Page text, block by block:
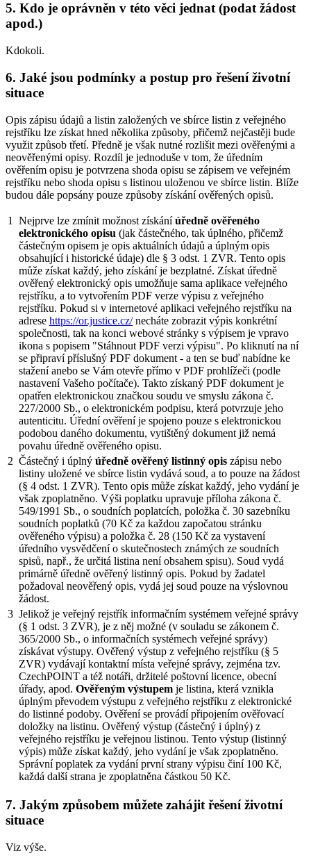
5. Kdo je oprávněn v této věci jednat (podat žádost
apod.)
Kdokoli.
6. Jaké jsou podmínky a postup pro řešení životní
situace
Opis zápisu údajů a listin založených ve sbírce listin z veřejného
rejstříku lze získat hned několika způsoby, přičemž nejčastěji bude
využit způsob třetí. Předně je však nutné rozlišit mezi ověřenými a
neověřenými opisy. Rozdíl je jednoduše v tom, že úředním
ověřením opisu je potvrzena shoda opisu se zápisem ve veřejném
rejstříku nebo shoda opisu s listinou uloženou ve sbírce listin. Blíže
budou dále popsány pouze způsoby získání ověřených opisů.
1 Nejprve lze zmínit možnost získáníúředně ověřeného
elektronického opisu (jak částečného, tak úplného, přičemž
částečným opisem je opis aktuálních údajů a úplným opis
obsahující i historické údaje) dle § 3 odst. 1 ZVR. Tento opis
může získat každý, jeho získání je bezplatné. Získat úředně
ověřený elektronický opis umožňuje sama aplikace veřejného
rejstříku, a to vytvořením PDF verze výpisu z veřejného
rejstříku. Pokud si v internetové aplikaci veřejného rejstříku na
adrese https://or.justice.cz/necháte zobrazit výpis konkrétní
společnosti, tak na konci webové stránky s výpisem je vpravo
ikona s popisem "Stáhnout PDF verzi výpisu". Po kliknutí na ní
se připraví příslušný PDF dokument - a ten se buď nabídne ke
stažení anebo se Vám otevře přímo v PDF prohlížeči (podle
nastavení Vašeho počítače). Takto získaný PDF dokument je
opatřen elektronickou značkou soudu ve smyslu zákona č.
227/2000 Sb., o elektronickém podpisu, která potvrzuje jeho
autenticitu. Úřední ověření je spojeno pouze s elektronickou
podobou daného dokumentu, vytištěný dokument již nemá
povahu úředně ověřeného opisu.
2 Částečný i úplný úředně ověřený listinný opis zápisu nebo
listiny uložené ve sbírce listin vydává soud, a to pouze na žádost
(§ 4 odst. 1 ZVR). Tento opis může získat každý, jeho vydání je
však zpoplatněno. Výši poplatku upravuje příloha zákona č.
549/1991 Sb., o soudních poplatcích, položka č. 30 sazebníku
soudních poplatků (70 Kč za každou započatou stránku
ověřeného výpisu) a položka č. 28 (150 Kč za vystavení
úředního vysvědčení o skutečnostech známých ze soudních
spisů, např., že určitá listina není obsahem spisu). Soud vydá
primárně úředně ověřený listinný opis. Pokud by žadatel
požadoval neověřený opis, vydá jej soud pouze na výslovnou
žádost.
3 Jelikož je veřejný rejstřík informačním systémem veřejné správy
(§ 1 odst. 3 ZVR), je z něj možné (v souladu se zákonem č.
365/2000 Sb., o informačních systémech veřejné správy)
získávat výstupy. Ověřený výstup z veřejného rejstříku (§ 5
ZVR) vydávají kontaktní místa veřejné správy, zejména tzv.
CzechPOINT a též notáři, držitelé poštovní licence, obecní
úřady, apod. Ověřeným výstupem je listina, která vznikla
úplným převodem výstupu z veřejného rejstříku z elektronické
do listinné podoby. Ověření se provádí připojením ověřovací
doložky na listinu. Ověřený výstup (částečný i úplný) z
veřejného rejstříku je veřejnou listinou. Tento výstup (listinný
výpis) může získat každý, jeho vydání je však zpoplatněno.
Správní poplatek za vydání první strany výpisu činí 100 Kč,
každá další strana je zpoplatněna částkou 50 Kč.
7. Jakým způsobem můžete zahájit řešení životní
situace
Viz výše.